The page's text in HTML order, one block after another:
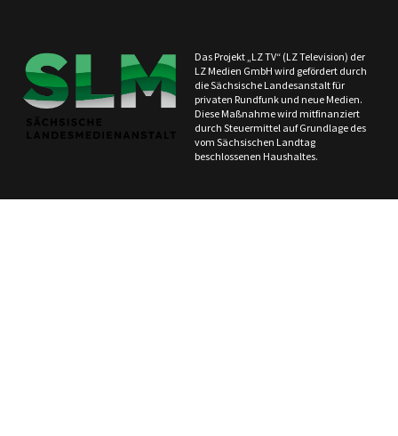
Das Projekt „LZ TV“ (LZ Television) der
LZ Medien GmbH wird gefördert durch
die Sächsische Landesanstalt für
privaten Rundfunk und neue Medien.
Diese Maßnahme wird mitfinanziert
durch Steuermittel auf Grundlage des
vom Sächsischen Landtag
beschlossenen Haushaltes.